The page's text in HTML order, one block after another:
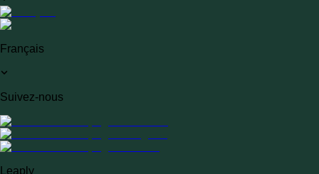
Français
Suivez-nous
Leaply